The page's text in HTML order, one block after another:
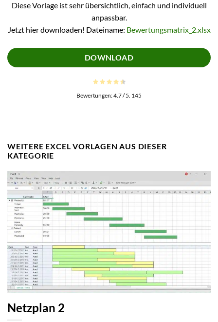
Diese Vorlage ist sehr übersichtlich, einfach und individuell
anpassbar.
Jetzt hier downloaden! Dateiname: Bewertungsmatrix_2.xlsx
DOWNLOAD
Bewertungen:4.7/ 5. 145
WEITERE EXCEL VORLAGEN AUS DIESER
KATEGORIE
Netzplan 2